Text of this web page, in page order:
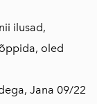
ilusad,
oled
Jana 09/22